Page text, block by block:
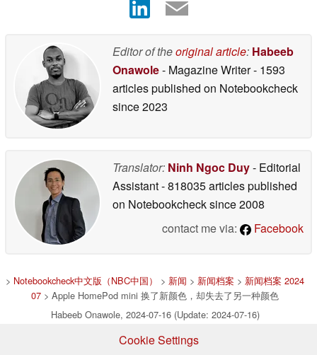
Editor of theoriginal article: Habeeb
Onawole- Magazine Writer- 1593
articles published on Notebookcheck
since 2023
Translator: Ninh Ngoc Duy- Editorial
Assistant- 818035 articles published
on Notebookchecksince 2008
contact me via:
Facebook
> Notebookcheck中文版（NBC中国） > 新闻 > 新闻档案 > 新闻档案 2024
07 > Apple HomePod mini 换了新颜色，却失去了另一种颜色
Habeeb Onawole, 2024-07-16 (Update: 2024-07-16)
Cookie Settings